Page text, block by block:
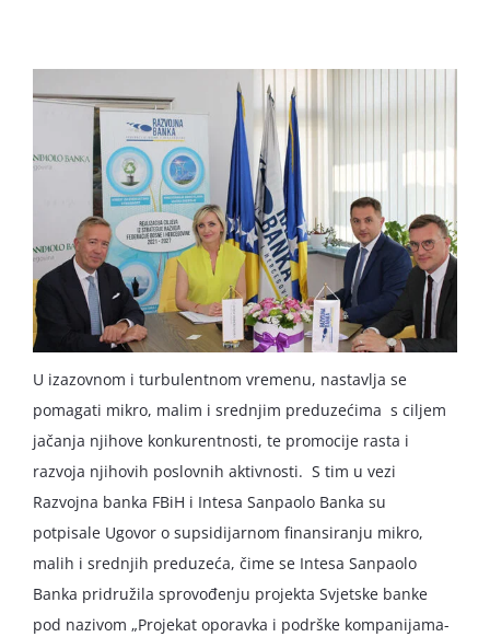
U izazovnom i turbulentnom vremenu, nastavlja se
pomagati mikro, malim i srednjim preduzećima s ciljem
jačanja njihove konkurentnosti, te promocije rasta i
razvoja njihovih poslovnih aktivnosti. S tim u vezi
Razvojna banka FBiH i Intesa Sanpaolo Banka su
potpisale Ugovor o supsidijarnom finansiranju mikro,
malih i srednjih preduzeća, čime se Intesa Sanpaolo
Banka pridružila sprovođenju projekta Svjetske banke
pod nazivom „Projekat oporavka i podrške kompanijama-